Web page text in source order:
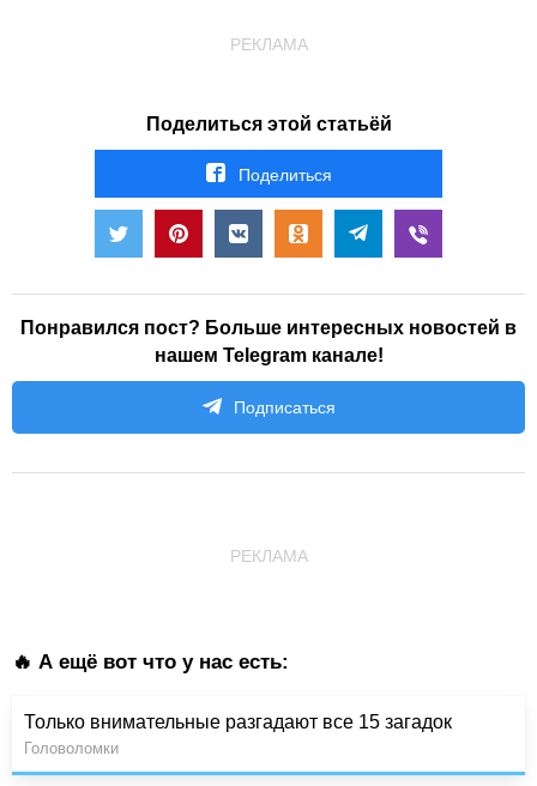
РЕКЛАМА
Поделиться этой статьёй
Поделиться
Понравился пост? Больше интересных новостей в
нашем Telegram канале!
Подписаться
РЕКЛАМА
🔥 А ещё вот что у нас есть:
Только внимательные разгадают все 15 загадок
Головоломки